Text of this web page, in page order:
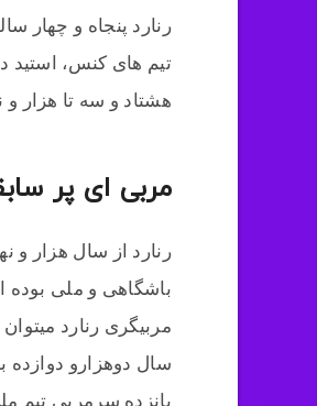
رنارد پنجاه و چهار
تیم های کنس، استید
هشتاد و سه تا هزار
مربی ای پر
رنارد از سال هزار و
باشگاهی و ملی بوده
مربیگری رنارد
سال دوهزارو دوازده
پانزده سرمربی تیم